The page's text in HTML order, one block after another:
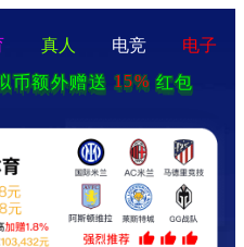
真人 电竞
电子
币额外赠送 15% 红包